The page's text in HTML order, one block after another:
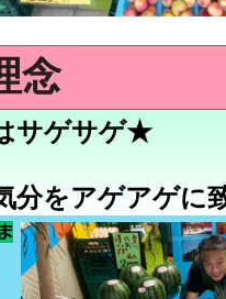
念
サゲサゲ★
分をアゲアゲに